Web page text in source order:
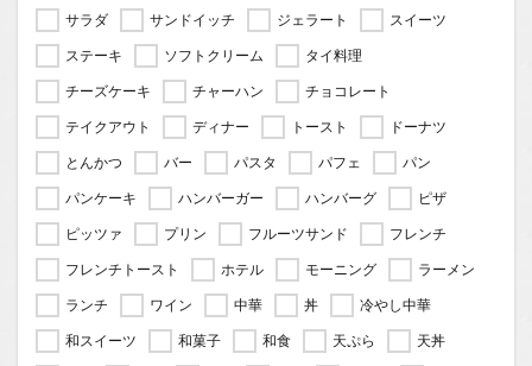
サラダ
サンドイッチ ジェラート
スイーツ
ステーキ
ソフトクリーム
タイ料理
チーズケーキ
チャーハン
チョコレート
テイクアウト
ディナー トースト
ドーナツ
とんかつ
バー パスタ パフェ
パン
パンケーキ
ハンバーガー ハンバーグ
ピザ
ピッツァ
プリン フルーツサンド
フレンチ
フレンチトースト
ホテル モーニング
ラーメン
ランチ
ワイン 中華 丼
冷やし中華
和スイーツ
和菓子 和食 天ぷら
天丼